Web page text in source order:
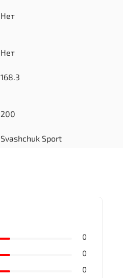
Нет
Нет
168.3
200
Svashchuk Sport
0
0
0